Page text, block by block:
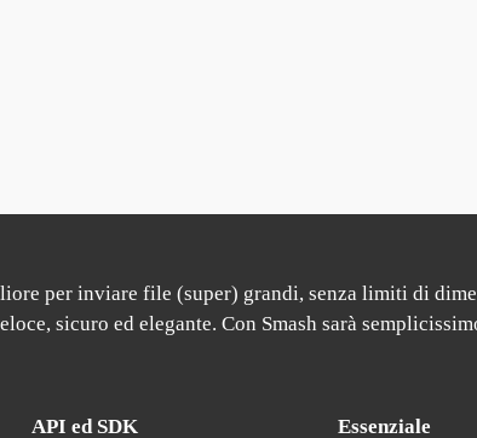
per inviare file (super) grandi, senza limiti di
sicuro ed elegante. Con Smash sarà
API ed SDK Essenziale